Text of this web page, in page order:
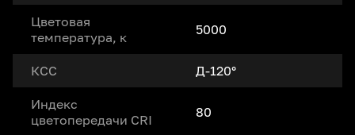
Цветовая
температура, к
5000
КСС Д-120°
Индекс
цветопередачи CRI
80